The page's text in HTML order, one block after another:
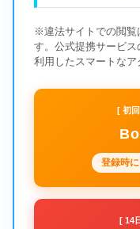
※違法サイトでの閲覧
す。公式提携サービ
利用したスマートなア
[ 初
登録時
[ 14